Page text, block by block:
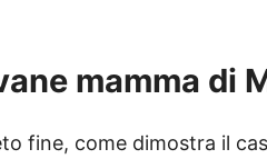
mamma di
fine, come dimostra il